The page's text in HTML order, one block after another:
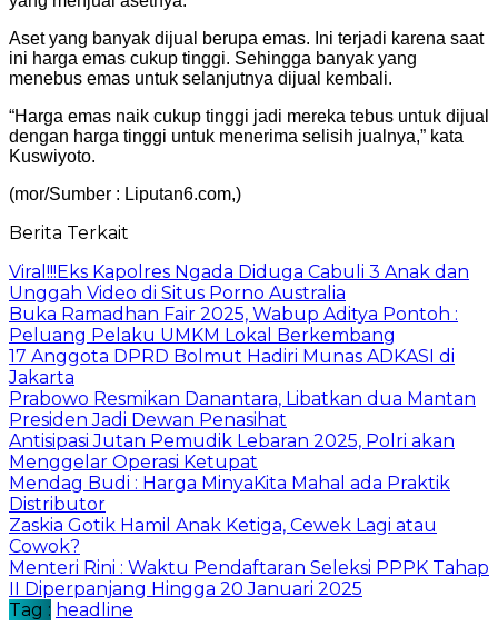
Aset yang banyak dijual berupa emas. Ini terjadi karena saat
ini harga emas cukup tinggi. Sehingga banyak yang
menebus emas untuk selanjutnya dijual kembali.
“Harga emas naik cukup tinggi jadi mereka tebus untuk dijual
dengan harga tinggi untuk menerima selisih jualnya,” kata
Kuswiyoto.
(mor/Sumber : Liputan6.com,)
Berita Terkait
Viral!!!Eks Kapolres Ngada Diduga Cabuli 3 Anak dan
Unggah Video di Situs Porno Australia
Buka Ramadhan Fair 2025, Wabup Aditya Pontoh :
Peluang Pelaku UMKM Lokal Berkembang
17 Anggota DPRD Bolmut Hadiri Munas ADKASI di
Jakarta
Prabowo Resmikan Danantara, Libatkan dua Mantan
Presiden Jadi Dewan Penasihat
Antisipasi Jutan Pemudik Lebaran 2025, Polri akan
Menggelar Operasi Ketupat
Mendag Budi : Harga MinyaKita Mahal ada Praktik
Distributor
Zaskia Gotik Hamil Anak Ketiga, Cewek Lagi atau
Cowok?
Menteri Rini : Waktu Pendaftaran Seleksi PPPK Tahap
II Diperpanjang Hingga 20 Januari 2025
Tag : headline